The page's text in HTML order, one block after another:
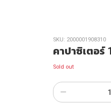
SKU: 2000001908310
คาปาซิเตอร์
Sold out